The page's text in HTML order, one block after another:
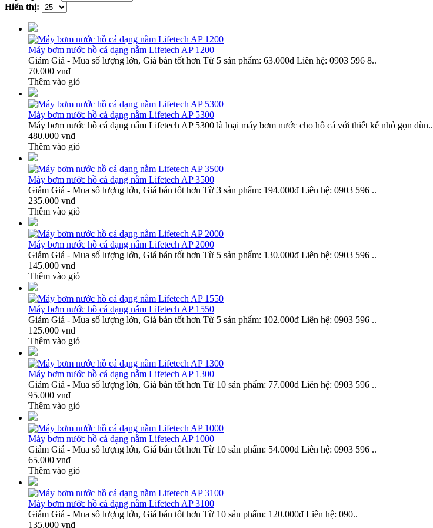
Hiển thị:
Máy bơm nước hồ cá dạng nằm Lifetech AP 1200
Giảm Giá - Mua số lượng lớn, Giá bán tốt hơn Từ 5 sản phẩm: 63.000đ Liên hệ: 0903 596 8..
70.000 vnđ
Thêm vào giỏ
Máy bơm nước hồ cá dạng nằm Lifetech AP 5300
Máy bơm nước hồ cá dạng nằm Lifetech AP 5300 là loại máy bơm nước cho hồ cá với thiết kế nhỏ gọn dùn..
480.000 vnđ
Thêm vào giỏ
Máy bơm nước hồ cá dạng nằm Lifetech AP 3500
Giảm Giá - Mua số lượng lớn, Giá bán tốt hơn Từ 3 sản phẩm: 194.000đ Liên hệ: 0903 596 ..
235.000 vnđ
Thêm vào giỏ
Máy bơm nước hồ cá dạng nằm Lifetech AP 2000
Giảm Giá - Mua số lượng lớn, Giá bán tốt hơn Từ 5 sản phẩm: 130.000đ Liên hệ: 0903 596 ..
145.000 vnđ
Thêm vào giỏ
Máy bơm nước hồ cá dạng nằm Lifetech AP 1550
Giảm Giá - Mua số lượng lớn, Giá bán tốt hơn Từ 5 sản phẩm: 102.000đ Liên hệ: 0903 596 ..
125.000 vnđ
Thêm vào giỏ
Máy bơm nước hồ cá dạng nằm Lifetech AP 1300
Giảm Giá - Mua số lượng lớn, Giá bán tốt hơn Từ 10 sản phẩm: 77.000đ Liên hệ: 0903 596 ..
95.000 vnđ
Thêm vào giỏ
Máy bơm nước hồ cá dạng nằm Lifetech AP 1000
Giảm Giá - Mua số lượng lớn, Giá bán tốt hơn Từ 10 sản phẩm: 54.000đ Liên hệ: 0903 596 ..
65.000 vnđ
Thêm vào giỏ
Máy bơm nước hồ cá dạng nằm Lifetech AP 3100
Giảm Giá - Mua số lượng lớn, Giá bán tốt hơn Từ 10 sản phẩm: 120.000đ Liên hệ: 090..
135.000 vnđ